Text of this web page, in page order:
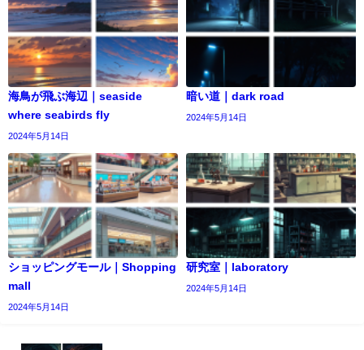
海鳥が飛ぶ海辺｜seaside
where seabirds fly
2024年5月14日
暗い道｜dark road
2024年5月14日
ショッピングモール｜Shopping
mall
2024年5月14日
研究室｜laboratory
2024年5月14日